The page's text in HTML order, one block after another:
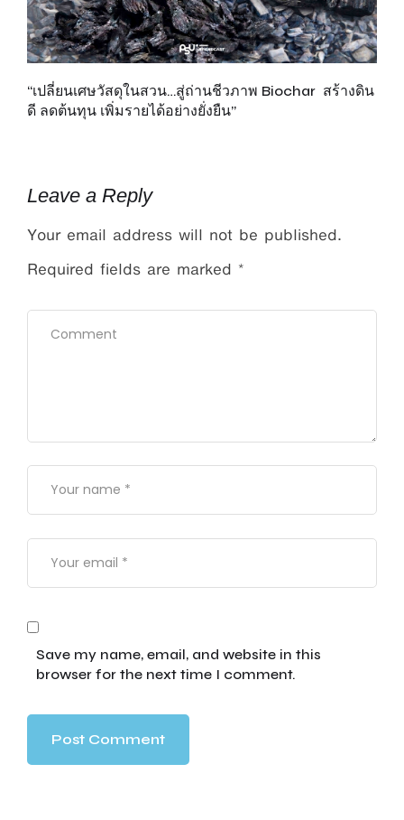
“เปลี่ยนเศษวัสดุในสวน…สู่ถ่านชีวภาพ Biochar สร้างดิน
ดี ลดต้นทุน เพิ่มรายได้อย่างยั่งยืน”
Leave a Reply
Your email address will not be published.
Required fields are marked *
Save my name, email, and website in this
browser for the next time I comment.